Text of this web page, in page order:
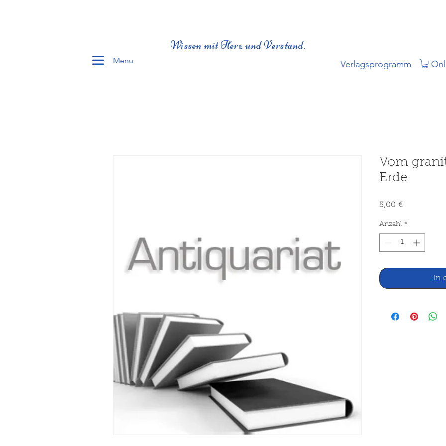
Menu
Wissen mit Herz und Verstand.
Verlagsprogramm
Vom
Erde
5,00 €Preis
Anzahl *
In